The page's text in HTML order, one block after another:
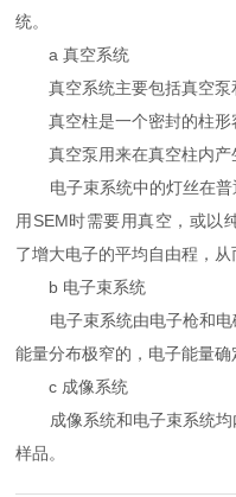
统。
a 真空系统
真空系统主要包括真空泵
真空柱是一个密封的柱形
真空泵用来在真空柱内产
电子束系统中的灯丝在普
用SEM时需要用真空，或以
了增大电子的平均自由程，从
b 电子束系统
电子束系统由电子枪和电
能量分布极窄的，电子能量确
c 成像系统
成像系统和电子束系统均
样品。